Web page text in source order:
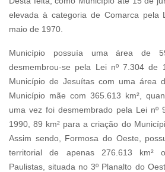
elevada à categoria de Comarca pela
maio de 1970.
Município possuía uma área de
desmembrou-se pela Lei nº 7.304
Município de Jesuítas com uma área
Município mãe com 365.613 km²,
uma vez foi desmembrado pela Lei nº
1990, 89 km² para a criação do
Assim sendo, Formosa do Oeste,
territorial de apenas 276.613 km²
Paulistas, situada no 3º Planalto do